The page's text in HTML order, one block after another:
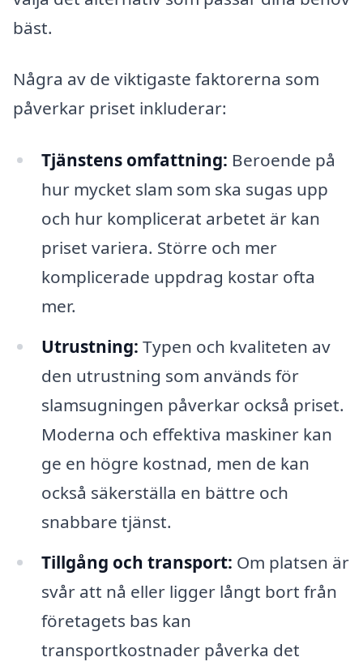
bäst.
Några av de viktigaste faktorerna som
påverkar priset inkluderar:
Tjänstens omfattning: Beroende på
hur mycket slam som ska sugas upp
och hur komplicerat arbetet är kan
priset variera. Större och mer
komplicerade uppdrag kostar ofta
mer.
Utrustning: Typen och kvaliteten av
den utrustning som används för
slamsugningen påverkar också priset.
Moderna och effektiva maskiner kan
ge en högre kostnad, men de kan
också säkerställa en bättre och
snabbare tjänst.
Tillgång och transport: Om platsen är
svår att nå eller ligger långt bort från
företagets bas kan
transportkostnader påverka det